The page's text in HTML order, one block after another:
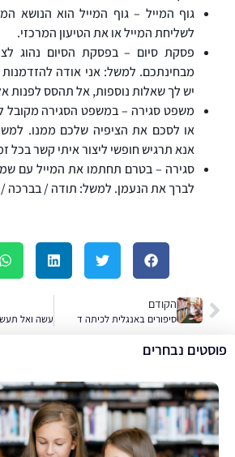
גוף המייל – גוף המייל הוא הנושא
לשליחת המייל או את הטיעון המרכזי.
פסקת סיום – בפסקת הסיום נהוג
מבחינתכם. למשל: אני אודה להזדמנות
יש לך שאלות נוספות, אל תהסס לפנות
משפט סגירה – במשפט הסגירה מקובל
או לסכם את הציפיה שלכם ממנו.
אנא תרגיש חופשי ליצור איתי קשר בכל
סגירה – בטרם תחתמו את המייל עם
לברך את הנעמן. למשל: תודה / בברכה /
הקודם
סיפורים באנגלית לכיתה ד עשה ואל
פוסטים נבחרים